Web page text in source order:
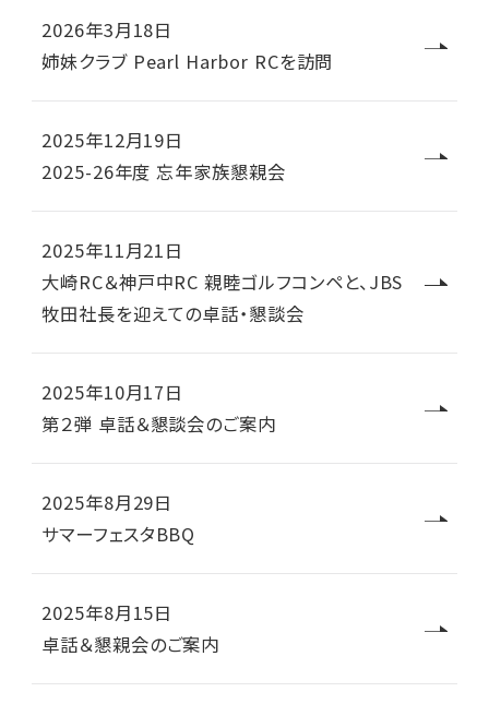
2026年3月18日
姉妹クラブ Pearl Harbor RCを訪問
2025年12月19日
2025-26年度 忘年家族懇親会
2025年11月21日
大崎RC＆神戸中RC 親睦ゴルフコンペと、JBS
牧田社長を迎えての卓話・懇談会
2025年10月17日
第２弾 卓話＆懇談会のご案内
2025年8月29日
サマーフェスタBBQ
2025年8月15日
卓話＆懇親会のご案内